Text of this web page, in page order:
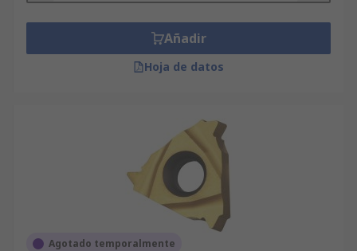
Añadir
Hoja de datos
Agotado temporalmente